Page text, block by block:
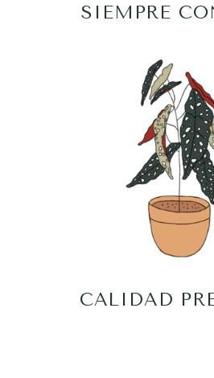
SIEMPRE
CALIDAD